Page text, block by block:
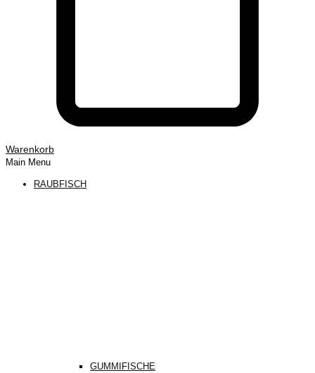
Warenkorb
Main Menu
RAUBFISCH
GUMMIFISCHE